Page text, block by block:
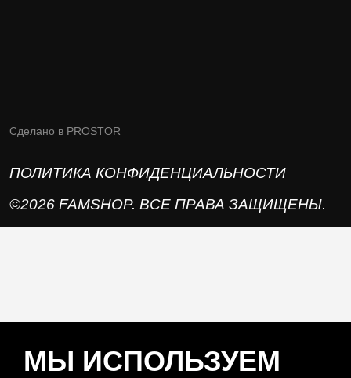
Сделано в PROSTOR
ПОЛИТИКА КОНФИДЕНЦИАЛЬНОСТИ
©2026 FAMSHOP. ВСЕ ПРАВА ЗАЩИЩЕНЫ.
МЫ ИСПОЛЬЗУЕМ